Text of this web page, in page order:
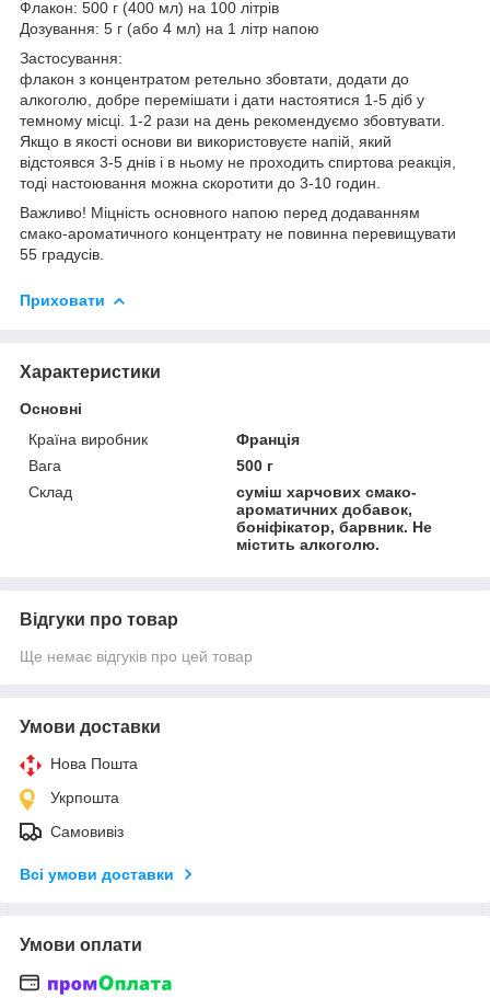
Флакон: 500 г (400 мл) на 100 літрів
Дозування: 5 г (або 4 мл) на 1 літр напою
Застосування:
флакон з концентратом ретельно збовтати, додати до
алкоголю, добре перемішати і дати настоятися 1-5 діб у
темному місці. 1-2 рази на день рекомендуємо збовтувати.
Якщо в якості основи ви використовуєте напій, який
відстоявся 3-5 днів і в ньому не проходить спиртова реакція,
тоді настоювання можна скоротити до 3-10 годин.
Важливо! Міцність основного напою перед додаванням
смако-ароматичного концентрату не повинна перевищувати
55 градусів.
Приховати
Характеристики
Основні
Країна виробник
Франція
Вага
500 г
Склад
суміш харчових смако-
ароматичних добавок,
боніфікатор, барвник. Не
містить алкоголю.
Відгуки про товар
Ще немає відгуків про цей товар
Умови доставки
Нова Пошта
Укрпошта
Самовивіз
Всі умови доставки
Умови оплати